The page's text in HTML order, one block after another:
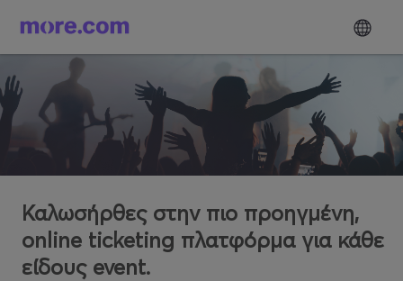
Καλωσήρθες στην πιο προηγμένη,
online ticketing πλατφόρμα για κάθε
είδους event.